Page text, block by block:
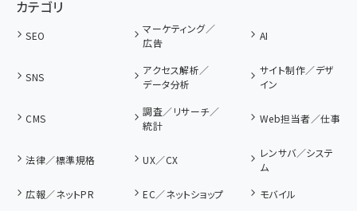
カテゴリ
SEO
マーケティング／
広告
AI
SNS
アクセス解析／
データ分析
サイト制作／デザ
イン
CMS
調査／リサーチ／
統計
Web担当者／仕事
法律／標準規格 UX／CX
レンサバ／システ
ム
広報／ネットPR
EC／ネットショップ
モバイル